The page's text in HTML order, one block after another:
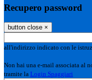
Recupero password
button close ×
all'indirizzo indicato con le
Non hai una e-mail associata al
tramite la Login Spaggiari